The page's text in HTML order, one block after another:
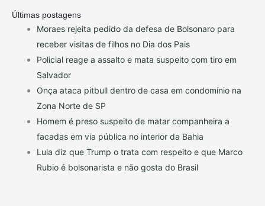
Últimas postagens
Moraes rejeita pedido da defesa de Bolsonaro para
receber visitas de filhos no Dia dos Pais
Policial reage a assalto e mata suspeito com tiro em
Salvador
Onça ataca pitbull dentro de casa em condomínio na
Zona Norte de SP
Homem é preso suspeito de matar companheira a
facadas em via pública no interior da Bahia
Lula diz que Trump o trata com respeito e que Marco
Rubio é bolsonarista e não gosta do Brasil